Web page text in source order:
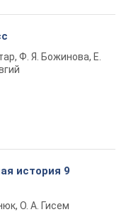
Ф. Я. Божинова, Е.
история 9
О. А. Гисем